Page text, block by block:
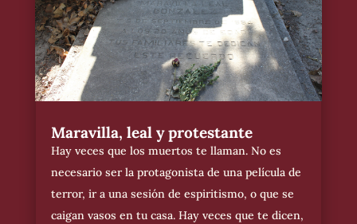
Maravilla, leal y protestante
Hay veces que los muertos te llaman. No es
necesario ser la protagonista de una película de
terror, ir a una sesión de espiritismo, o que se
caigan vasos en tu casa. Hay veces que te dicen,